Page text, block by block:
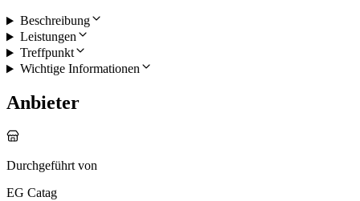
Beschreibung
Leistungen
Treffpunkt
Wichtige Informationen
Anbieter
Durchgeführt von
EG Catag